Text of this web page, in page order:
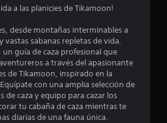
m
e
i
a las planicies de Tikamoon!
desde montañas interminables a
sabanas repletas de vida.
un guía de caza profesional que
a través del apasionante
de Tikamoon, inspirado en la
con una amplia selección de
de caza y equipo para cazar los
tu cabaña de caza mientras te
diarias de una fauna única.